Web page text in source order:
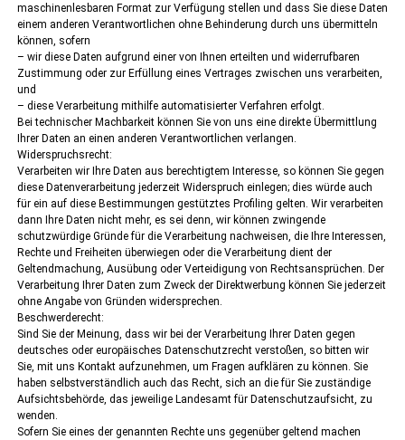
maschinenlesbaren Format zur Verfügung stellen und dass Sie diese Daten
einem anderen Verantwortlichen ohne Behinderung durch uns übermitteln
können, sofern
– wir diese Daten aufgrund einer von Ihnen erteilten und widerrufbaren
Zustimmung oder zur Erfüllung eines Vertrages zwischen uns verarbeiten,
und
– diese Verarbeitung mithilfe automatisierter Verfahren erfolgt.
Bei technischer Machbarkeit können Sie von uns eine direkte Übermittlung
Ihrer Daten an einen anderen Verantwortlichen verlangen.
Widerspruchsrecht:
Verarbeiten wir Ihre Daten aus berechtigtem Interesse, so können Sie gegen
diese Datenverarbeitung jederzeit Widerspruch einlegen; dies würde auch
für ein auf diese Bestimmungen gestütztes Profiling gelten. Wir verarbeiten
dann Ihre Daten nicht mehr, es sei denn, wir können zwingende
schutzwürdige Gründe für die Verarbeitung nachweisen, die Ihre Interessen,
Rechte und Freiheiten überwiegen oder die Verarbeitung dient der
Geltendmachung, Ausübung oder Verteidigung von Rechtsansprüchen. Der
Verarbeitung Ihrer Daten zum Zweck der Direktwerbung können Sie jederzeit
ohne Angabe von Gründen widersprechen.
Beschwerderecht:
Sind Sie der Meinung, dass wir bei der Verarbeitung Ihrer Daten gegen
deutsches oder europäisches Datenschutzrecht verstoßen, so bitten wir
Sie, mit uns Kontakt aufzunehmen, um Fragen aufklären zu können. Sie
haben selbstverständlich auch das Recht, sich an die für Sie zuständige
Aufsichtsbehörde, das jeweilige Landesamt für Datenschutzaufsicht, zu
wenden.
Sofern Sie eines der genannten Rechte uns gegenüber geltend machen